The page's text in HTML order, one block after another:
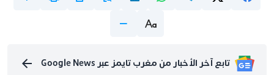
تابع آخر الأخبار من مغرب تايمز عبر Google News